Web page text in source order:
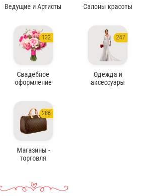
Ведущие и Артисты Салоны красоты
132
Свадебное
оформление
247
Одежда и
аксессуары
286
Магазины -
торговля